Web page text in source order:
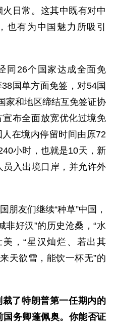
日常。这其中既有对中
也有为中国魅力所吸引
同26个国家达成全面免
国单方面免签，对54国
家和地区缔结互免签证协
布全面放宽优化过境免
在境内停留时间由原72
小时，也就是10天，新
入出境口岸，并允许外
朋友们继续“种草”中国，
非好汉”的历史沧桑，“水
，“星汉灿烂、若出其
天欲雪，能饮一杯无”的
了特朗普第一任期内的
务卿蓬佩奥。你能否证